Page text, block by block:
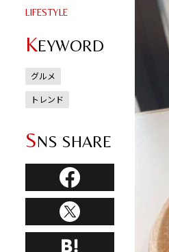
LIFESTYLE
KEYWORD
グルメ
トレンド
SNS SHARE